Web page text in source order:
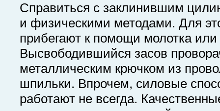
Справиться с заклинившим
и физическими методами. Для
прибегают к помощи молотка
Высвободившийся засов
металлическим крючком из
шпильки. Впрочем, силовые
работают не всегда.